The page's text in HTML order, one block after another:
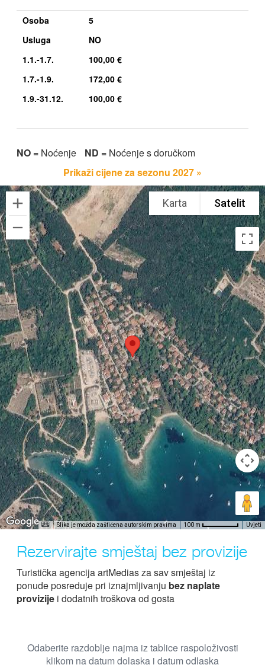
Osoba
5
Usluga
NO
1.1.-1.7.
100,00 €
1.7.-1.9.
172,00 €
1.9.-31.12.
100,00 €
NO = Noćenje ND = Noćenje s doručkom
Prikaži cijene za sezonu 2027 »
Karta Satelit
Slika je možda zaštićena autorskim pravima 100 m Uvjeti
Rezervirajte smještaj bez provizije
Turistička agencija artMedias za sav smještaj iz
ponude posreduje pri iznajmljivanju bez naplate
provizije i dodatnih troškova od gosta
Odaberite razdoblje najma iz tablice raspoloživosti
klikom na datum dolaska i datum odlaska